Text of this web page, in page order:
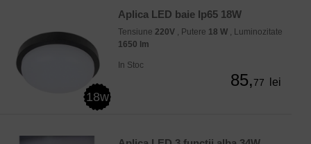
18w
Aplica LED baie Ip65 18W
Tensiune 220V , Putere 18 W , Luminozitate
1650 lm
In Stoc
85,77 lei